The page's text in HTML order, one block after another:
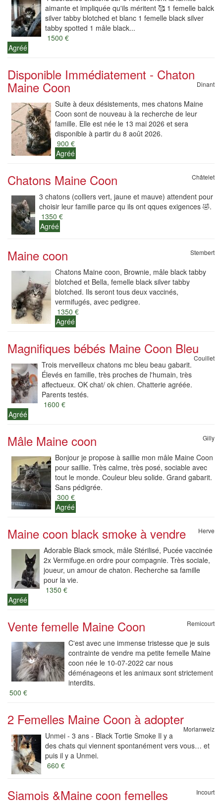
aimante et impliquée qu'ils méritent 🥰 1 femelle balck
silver tabby blotched et blanc 1 femelle black silver
tabby spotted 1 mâle black...
1500 €
Agréé
Disponible Immédiatement - Chaton
Maine Coon Dinant
Suite à deux désistements, mes chatons Maine
Coon sont de nouveau à la recherche de leur
famille. Elle est née le 13 mai 2026 et sera
disponible à partir du 8 août 2026.
900 €
Agréé
Chatons Maine Coon Châtelet
3 chatons (colliers vert, jaune et mauve) attendent pour
choisir leur famille parce qu ils ont qques exigences 🤣.
1350 €
Agréé
Maine coon Stembert
Chatons Maine coon, Brownie, mâle black tabby
blotched et Bella, femelle black silver tabby
blotched. Ils seront tous deux vaccinés,
vermifugés, avec pedigree.
1350 €
Agréé
Magnifiques bébés Maine Coon Bleu
Couillet
Trois merveilleux chatons mc bleu beau gabarit.
Élevés en famille, très proches de l'humain, très
affectueux. OK chat/ ok chien. Chatterie agréée.
Parents testés.
1600 €
Agréé
Mâle Maine coon Gilly
Bonjour je propose à saillie mon mâle Maine Coon
pour saillie. Très calme, très posé, sociable avec
tout le monde. Couleur bleu solide. Grand gabarit.
Sans pédigrée.
300 €
Agréé
Maine coon black smoke à vendre Herve
Adorable Black smock, mâle Stérilisé, Pucée vaccinée
2x Vermifuge.en ordre pour compagnie. Très sociale,
joueur, un amour de chaton. Recherche sa famille
pour la vie.
1350 €
Agréé
Vente femelle Maine Coon Remicourt
C'est avec une immense tristesse que je suis
contrainte de vendre ma petite femelle Maine
coon née le 10-07-2022 car nous
déménageons et les animaux sont strictement
interdits.
500 €
2 Femelles Maine Coon à adopter
Morlanwelz
Unmei - 3 ans - Black Tortie Smoke Il y a
des chats qui viennent spontanément vers vous… et
puis il y a Unmei.
660 €
Siamois &Maine coon femelles Incourt